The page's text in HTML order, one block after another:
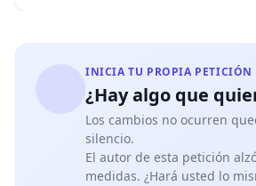
INICIA TU PROPIA PETICIÓN
¿Hay algo que
Los cambios no ocurren
silencio.
El autor de esta petición
medidas. ¿Hará usted lo